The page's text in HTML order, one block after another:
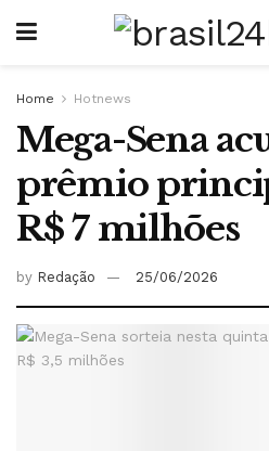
Home Hotnews
Mega-Sena
prêmio
R$ 7 milhões
by Redação 25/06/2026